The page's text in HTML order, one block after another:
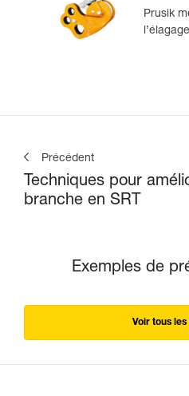
Prusik
l’élagage
Précédent
Techniques pour
branche en SRT
Exemples de
Voir tous les